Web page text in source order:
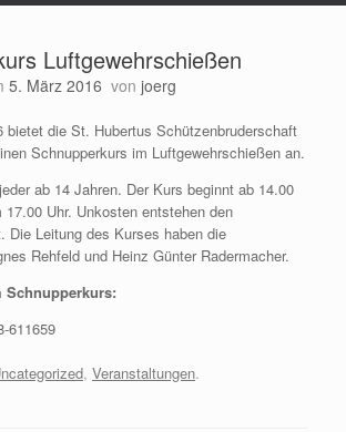
Luftgewehrschießen
5. März 2016 von joerg
bietet die St. Hubertus Schützenbruderschaft
Schnupperkurs im Luftgewehrschießen an.
ab 14 Jahren. Der Kurs beginnt ab 14.00
17.00 Uhr. Unkosten entstehen den
Die Leitung des Kurses haben die
Rehfeld und Heinz Günter Radermacher.
611659
, Veranstaltungen.